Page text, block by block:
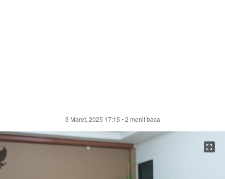
3 Maret, 2025 17:15 • 2 menit baca